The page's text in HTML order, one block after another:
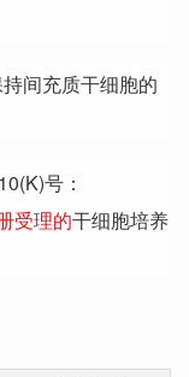
间充质干细胞的
号：
受理的干细胞培养